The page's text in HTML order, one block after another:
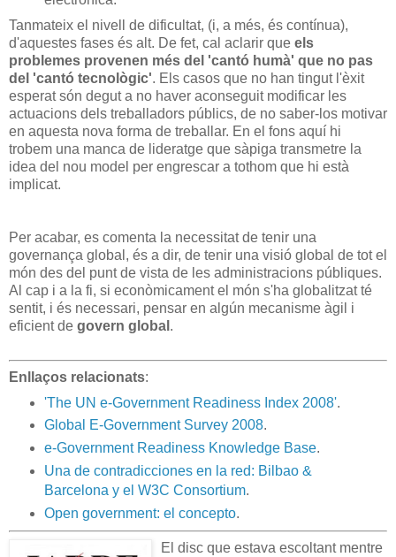
Tanmateix el nivell de dificultat, (i, a més, és contínua),
d'aquestes fases és alt. De fet, cal aclarir que els
problemes provenen més del 'cantó humà' que no pas
del 'cantó tecnològic'. Els casos que no han tingut l'èxit
esperat són degut a no haver aconseguit modificar les
actuacions dels treballadors públics, de no saber-los motivar
en aquesta nova forma de treballar. En el fons aquí hi
trobem una manca de lideratge que sàpiga transmetre la
idea del nou model per engrescar a tothom que hi està
implicat.
Per acabar, es comenta la necessitat de tenir una
governança global, és a dir, de tenir una visió global de tot el
món des del punt de vista de les administracions públiques.
Al cap i a la fi, si econòmicament el món s'ha globalitzat té
sentit, i és necessari, pensar en algún mecanisme àgil i
eficient de govern global .
Enllaços relacionats:
'The UN e-Government Readiness Index 2008'.
Global E-Government Survey 2008.
e-Government Readiness Knowledge Base.
Una de contradicciones en la red: Bilbao &
Barcelona y el W3C Consortium.
Open government: el concepto.
El disc que estava escoltant mentre